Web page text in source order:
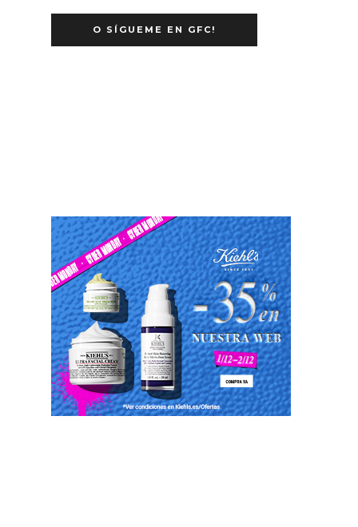
O SÍGUEME EN GFC!